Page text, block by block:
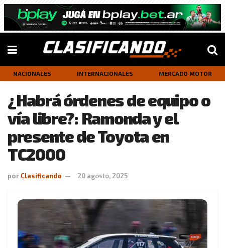
NACIONALES INTERNACIONALES MERCADO MOTOR
¿Habrá órdenes de equipo o
vía libre?: Ramonda y el
presente de Toyota en
TC2000
por Clasificando 20 agosto, 2025